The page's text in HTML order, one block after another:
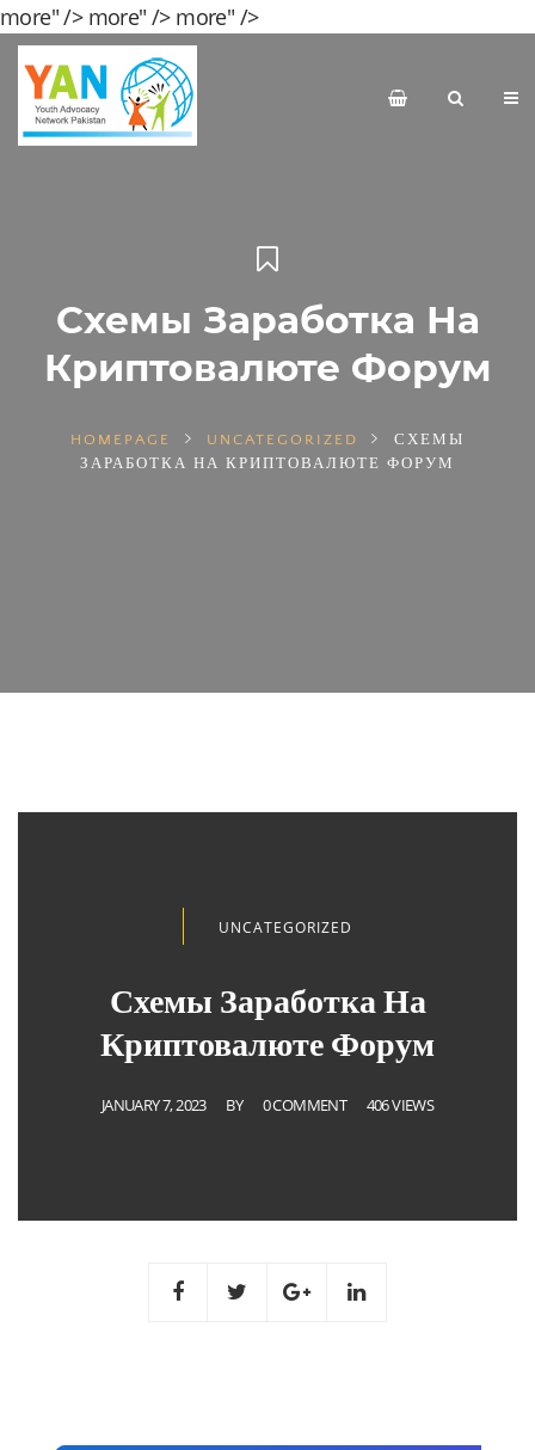
more" /> more" /> more" />
Схемы Заработка На
Криптовалюте Форум
HOMEPAGE UNCATEGORIZED
СХЕМЫ
ЗАРАБОТКА НА КРИПТОВАЛЮТЕ ФОРУМ
UNCATEGORIZED
Схемы Заработка На
Криптовалюте Форум
JANUARY 7, 2023 BY 0 COMMENT 406 VIEWS